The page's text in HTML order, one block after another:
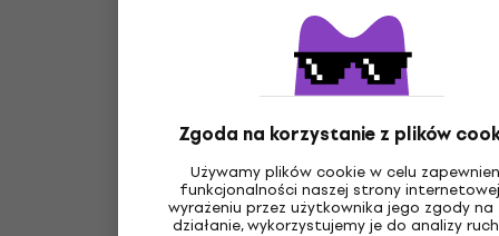
Zgoda na korzystanie z plików
Używamy plików cookie w celu
funkcjonalności naszej strony
wyrażeniu przez użytkownika jego zgody
działanie, wykorzystujemy je do analizy